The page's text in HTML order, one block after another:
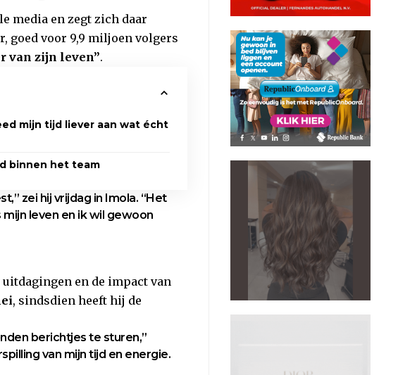
media en zegt zich daar
goed voor 9,9 miljoen volgers
van zijn leven”.
mijn tijd liever aan wat écht
binnen het team
zei hij vrijdag in Imola. “Het
leven en ik wil gewoon
en de impact van
, sindsdien heeft hij de
berichtjes te sturen,”
van mijn tijd en energie.